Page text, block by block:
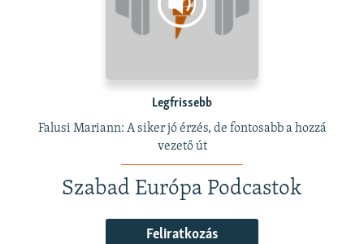
Legfrissebb
Falusi Mariann: A siker jó érzés, de fontosabb a hozzá
vezető út
Szabad Európa Podcastok
Feliratkozás